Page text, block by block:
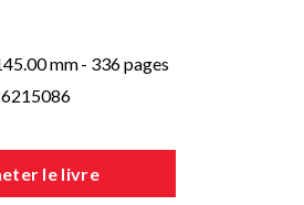
mm- 336 pages
le livre